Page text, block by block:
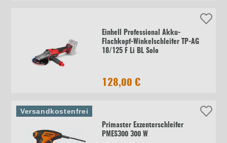
Einhell Professional Akku-
Flachkopf-Winkelschleifer TP-AG
18/125 F Li BL Solo
128,00 €
Primaster Exzenterschleifer
PMES300 300 W
Versandkostenfrei